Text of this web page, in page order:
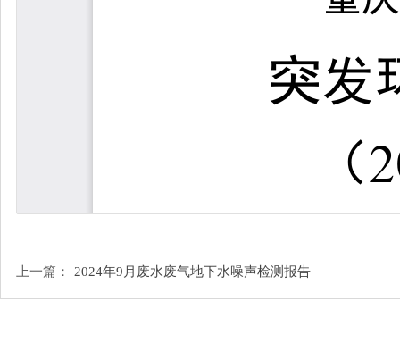
上一篇： 2024年9月废水废气地下水噪声检测报告